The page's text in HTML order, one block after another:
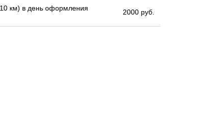
км) в день оформления
2000 руб.